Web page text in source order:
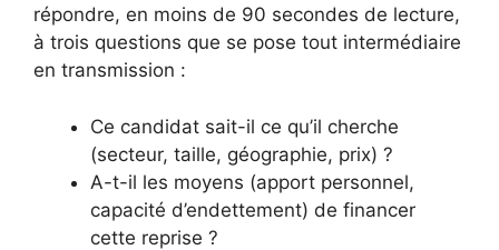
répondre, en moins de 90 secondes de lecture,
à trois questions que se pose tout intermédiaire
en transmission :
Ce candidat sait-il ce qu’il cherche
(secteur, taille, géographie, prix) ?
A-t-il les moyens (apport personnel,
capacité d’endettement) de financer
cette reprise ?